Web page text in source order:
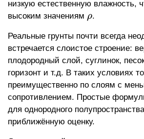
низкую естественную влажность,
высоким значениям \rho
ρ.
Реальные грунты почти всегда
встречается слоистое строение:
плодородный слой, суглинок,
горизонт и т.д. В таких условиях
преимущественно по слоям с
сопротивлением. Простые
для однородного
приближённую оценку.